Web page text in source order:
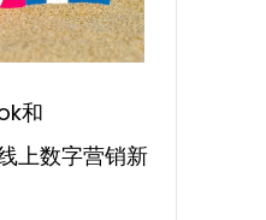
和
上数字营销新